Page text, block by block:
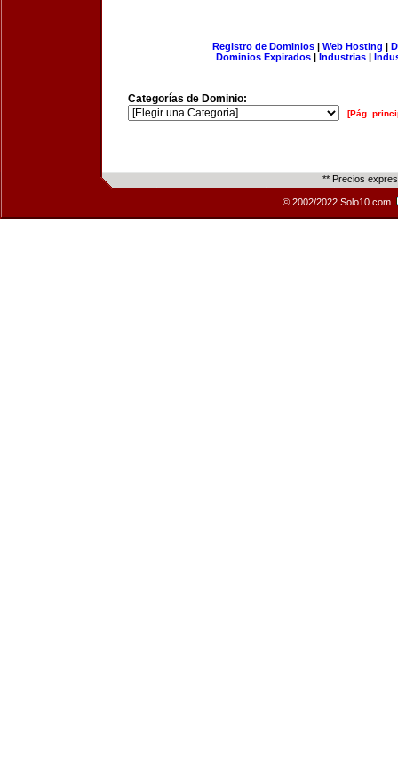
Registro de Dominios| Web Hosting |
Dominios Expirados | Industrias |
Categorías de Dominio:
[Pág.
** Precios
© 2002/2022 Solo10.com